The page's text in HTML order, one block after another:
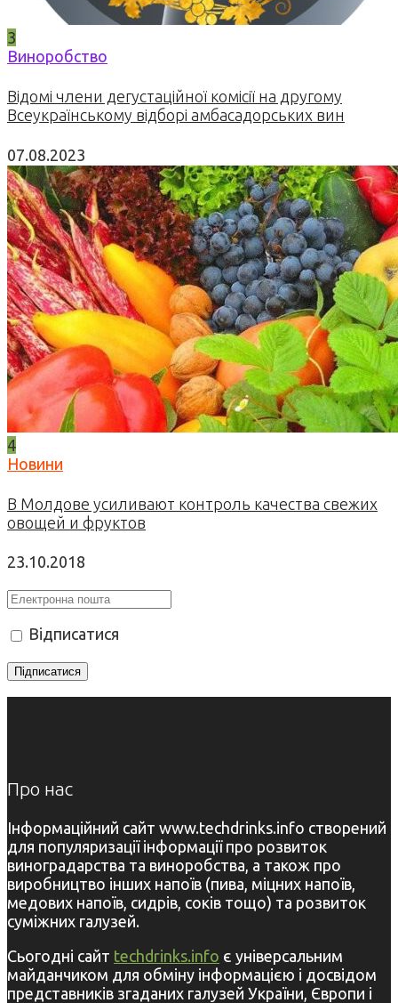
3
Виноробство
Відомі члени дегустаційної комісії на другому
Всеукраїнському відборі амбасадорських вин
07.08.2023
4
Новини
В Молдове усиливают контроль качества свежих
овощей и фруктов
23.10.2018
Відписатися
Про нас
Інформаційний сайт www.techdrinks.info створений
для популяризації інформації про розвиток
виноградарства та виноробства, а також про
виробництво інших напоїв (пива, міцних напоїв,
медових напоїв, сидрів, соків тощо) та розвиток
суміжних галузей.
Сьогодні сайт techdrinks.info є універсальним
майданчиком для обміну інформацією і досвідом
представників згаданих галузей України, Європи і